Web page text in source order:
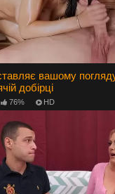
вашому
добірці
76% HD